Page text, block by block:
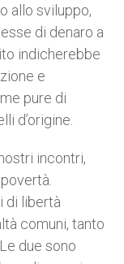
allo sviluppo,
di denaro a
indicherebbe
e
pure di
d’origine.
incontri,
di libertà
comuni, tanto
due sono